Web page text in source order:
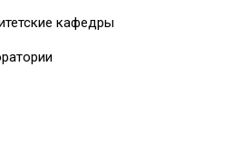
кафедры